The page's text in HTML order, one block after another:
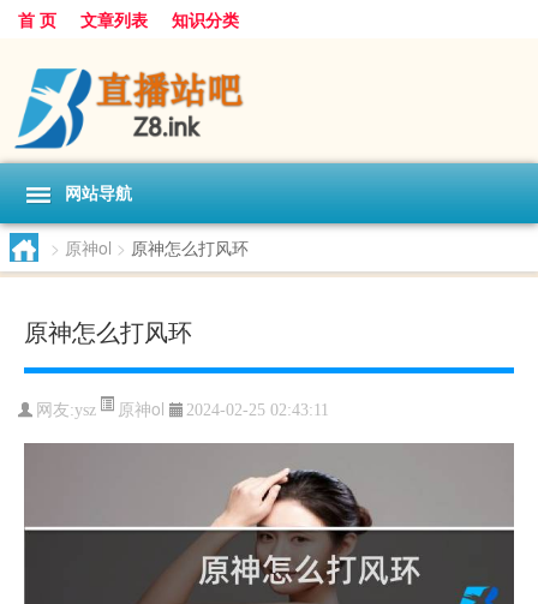
首 页 文章列表 知识分类
网站导航
> 原神ol > 原神怎么打风环
原神怎么打风环
网友:ysz 原神ol 2024-02-25 02:43:11